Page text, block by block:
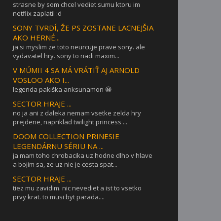
strasne by som chcel vediet sumu ktoru im
netflix zaplatil :d
SONY TVRDÍ, ŽE PS ZOSTANE LACNEJŠIA
AKO HERNÉ...
ja si myslim ze toto neurcuje prave sony. ale
vydavatel hry. sony to riadi maxim...
V MÚMII 4 SA MÁ VRÁTIŤ AJ ARNOLD
VOSLOO AKO I...
legenda pakiška anksunamon 😀
SECTOR HRAJE ...
no ja ani z daleka nemam vsetke zelda hry
prejdene, napriklad twilight princess ...
DOOM COLLECTION PRINESIE
LEGENDÁRNU SÉRIU NA ...
ja mam toho chrobacika uz hodne dlho v hlave
a bojim sa, ze uz nie je cesta spat...
SECTOR HRAJE ...
tiez mu zavidim. nic nevediet a ist to vsetko
prvy krat. to musi byt parada....